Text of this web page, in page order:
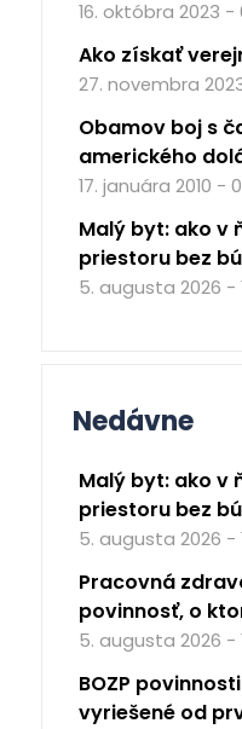
16. októbra 2023 -
Ako získať
27. novembra
Obamov boj s
amerického
17. januára 2010 -
Malý byt: ako v
priestoru bez
5. augusta 2026 -
Nedávne
Malý byt: ako v
priestoru bez
5. augusta 2026 -
Pracovná
povinnosť, o
5. augusta 2026 -
BOZP
vyriešené od